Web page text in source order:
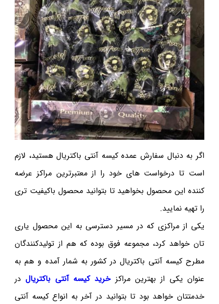
اگر به دنبال سفارش عمده کیسه آنتی باکتریال هستید، لازم
است تا درخواست های خود را از معتبرترین مراکز عرضه
کننده این محصول بخواهید تا بتوانید محصول باکیفیت تری
را تهیه نمایید.
یکی از مراکزی که در مسیر دسترسی به این محصول یاری
تان خواهد کرد، مجموعه فوق بوده که هم از تولیدکنندگان
مطرح کیسه آنتی باکتریال در کشور به شمار آمده و هم به
عنوان یکی از بهترین مراکزخرید کیسه آنتی باکتریالدر
خدمتتان خواهد بود تا بتوانید در آخر به انواع کیسه آنتی